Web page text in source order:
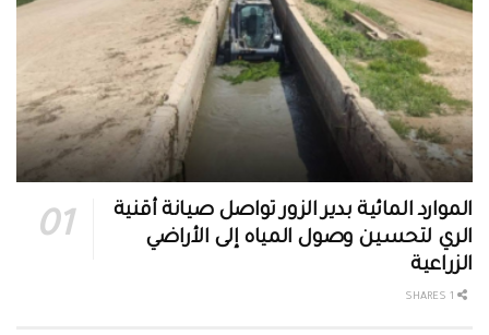
الموارد المائية بدير الزور تواصل صيانة أقنية
الري لتحسين وصول المياه إلى الأراضي
الزراعية